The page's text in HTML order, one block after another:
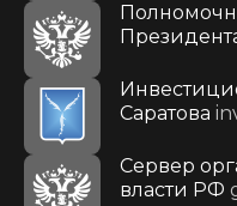
Саратова
Сервер
власти РФ